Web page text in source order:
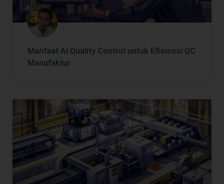
Manfaat AI Quality Control untuk Efisiensi QC
Manufaktur